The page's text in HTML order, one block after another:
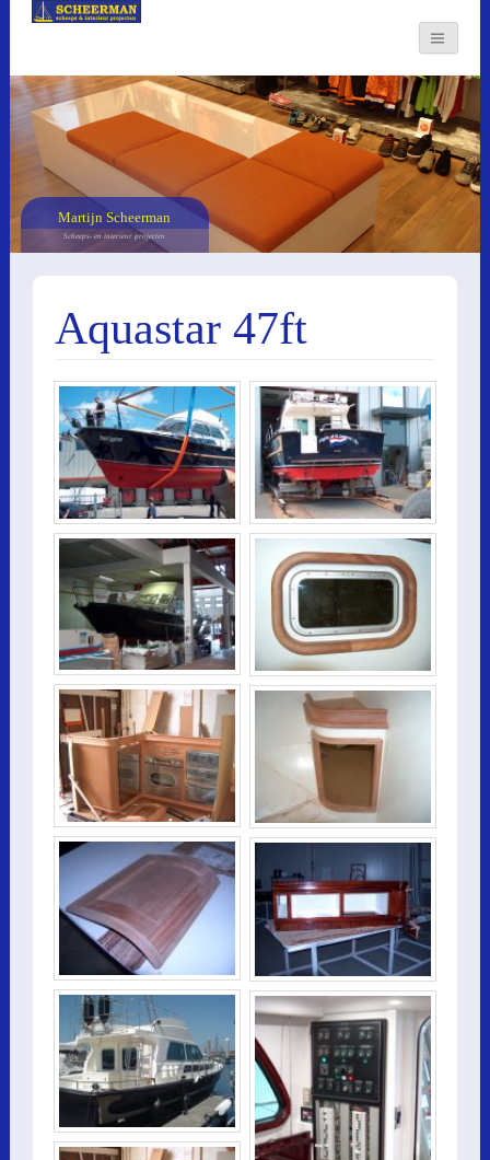
Martijn Scheerman
Scheeps- en interieur projecten
Aquastar 47ft